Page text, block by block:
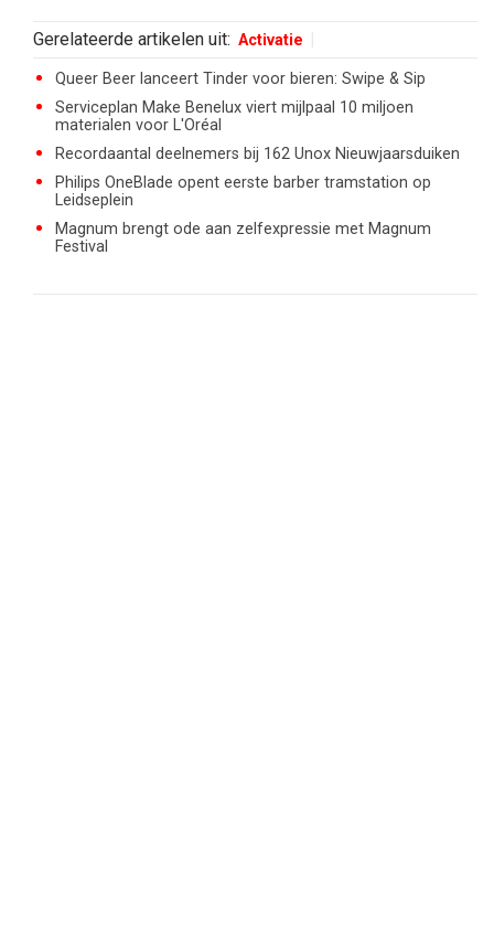
Gerelateerde artikelen uit: Activatie
Queer Beer lanceert Tinder voor bieren: Swipe & Sip
Serviceplan Make Benelux viert mijlpaal 10 miljoen
materialen voor L'Oréal
Recordaantal deelnemers bij 162 Unox Nieuwjaarsduiken
Philips OneBlade opent eerste barber tramstation op
Leidseplein
Magnum brengt ode aan zelfexpressie met Magnum
Festival